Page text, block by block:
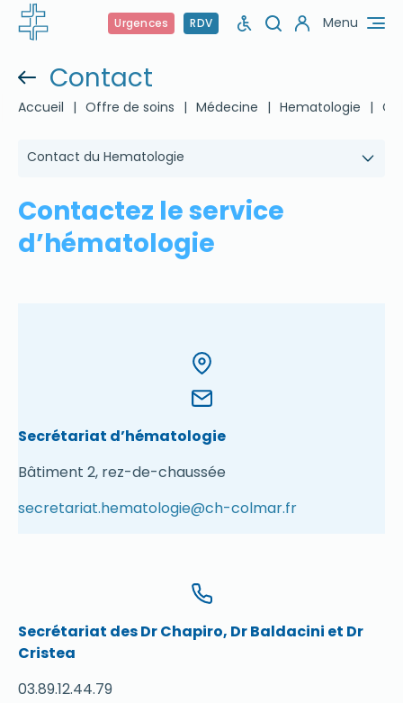
Urgences RDV Menu
Contact
Accueil | Offre de soins | Médecine | Hematologie |
Contact du Hematologie
Contactez le service
d’hématologie
Secrétariat d’hématologie
Bâtiment 2, rez-de-chaussée
secretariat.hematologie@ch-colmar.fr
Secrétariat des Dr Chapiro, Dr Baldacini et Dr
Cristea
03.89.12.44.79